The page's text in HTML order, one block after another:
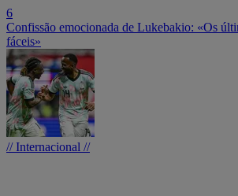
6
Confissão emocionada de Lukebakio: «Os
fáceis»
// Internacional //